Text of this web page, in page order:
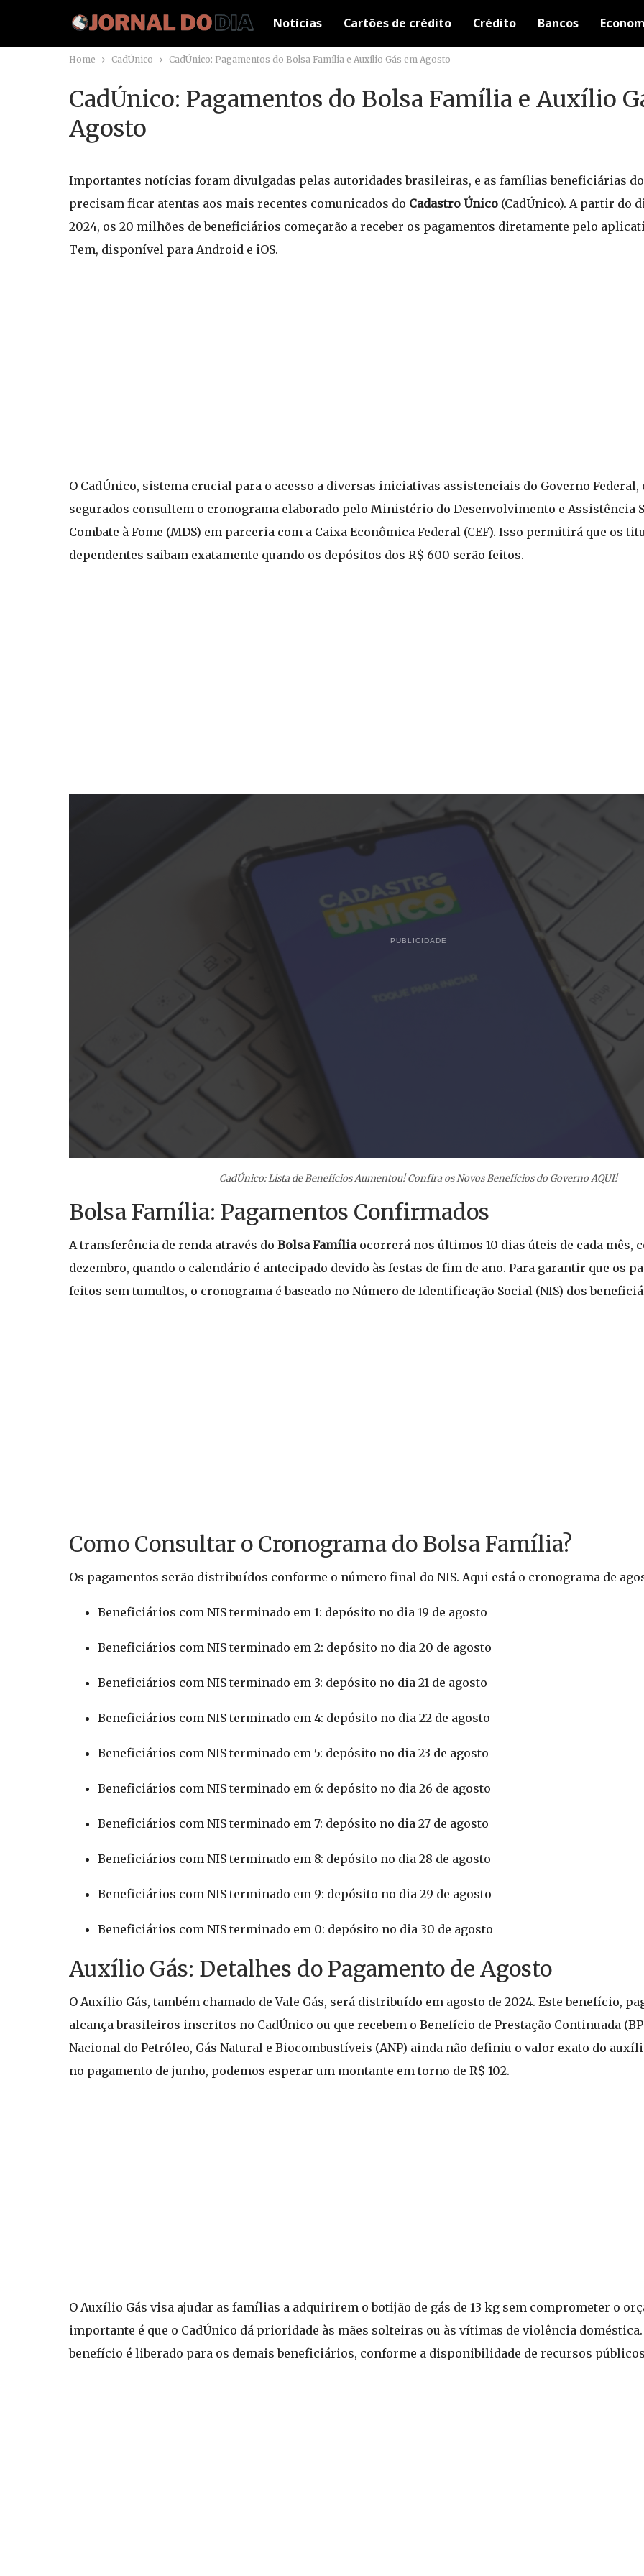
Notícias Cartões de crédito Crédito Bancos
Home CadÚnico CadÚnico: Pagamentos do Bolsa Família e Auxílio Gás em Agosto
CadÚnico: Pagamentos do Bolsa Família e Auxílio
Agosto
Importantes notícias foram divulgadas pelas autoridades brasileiras, e as famílias beneficiárias
precisam ficar atentas aos mais recentes comunicados do Cadastro Único (CadÚnico). A partir do
2024, os 20 milhões de beneficiários começarão a receber os pagamentos diretamente pelo
Tem, disponível para Android e iOS.
O CadÚnico, sistema crucial para o acesso a diversas iniciativas assistenciais do Governo Federal,
segurados consultem o cronograma elaborado pelo Ministério do Desenvolvimento e Assistência
Combate à Fome (MDS) em parceria com a Caixa Econômica Federal (CEF). Isso permitirá que os
dependentes saibam exatamente quando os depósitos dos R$ 600 serão feitos.
PUBLICIDADE
CadÚnico: Lista de Benefícios Aumentou! Confira os Novos Benefícios do Governo AQUI!
Bolsa Família: Pagamentos Confirmados
A transferência de renda através do Bolsa Famíliaocorrerá nos últimos 10 dias úteis de cada mês,
dezembro, quando o calendário é antecipado devido às festas de fim de ano. Para garantir que os
feitos sem tumultos, o cronograma é baseado no Número de Identificação Social (NIS) dos
Como Consultar o Cronograma do Bolsa Família?
Os pagamentos serão distribuídos conforme o número final do NIS. Aqui está o cronograma de
Beneficiários com NIS terminado em 1: depósito no dia 19 de agosto
Beneficiários com NIS terminado em 2: depósito no dia 20 de agosto
Beneficiários com NIS terminado em 3: depósito no dia 21 de agosto
Beneficiários com NIS terminado em 4: depósito no dia 22 de agosto
Beneficiários com NIS terminado em 5: depósito no dia 23 de agosto
Beneficiários com NIS terminado em 6: depósito no dia 26 de agosto
Beneficiários com NIS terminado em 7: depósito no dia 27 de agosto
Beneficiários com NIS terminado em 8: depósito no dia 28 de agosto
Beneficiários com NIS terminado em 9: depósito no dia 29 de agosto
Beneficiários com NIS terminado em 0: depósito no dia 30 de agosto
Auxílio Gás: Detalhes do Pagamento de Agosto
O Auxílio Gás, também chamado de Vale Gás, será distribuído em agosto de 2024. Este benefício,
alcança brasileiros inscritos no CadÚnico ou que recebem o Benefício de Prestação Continuada
Nacional do Petróleo, Gás Natural e Biocombustíveis (ANP) ainda não definiu o valor exato do
no pagamento de junho, podemos esperar um montante em torno de R$ 102.
O Auxílio Gás visa ajudar as famílias a adquirirem o botijão de gás de 13 kg sem comprometer o
importante é que o CadÚnico dá prioridade às mães solteiras ou às vítimas de violência
benefício é liberado para os demais beneficiários, conforme a disponibilidade de recursos